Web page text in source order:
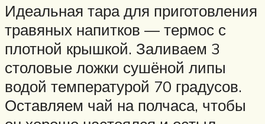
Идеальная тара для приготовления
травяных напитков — термос с
плотной крышкой. Заливаем 3
столовые ложки сушёной липы
водой температурой 70 градусов.
Оставляем чай на полчаса, чтобы